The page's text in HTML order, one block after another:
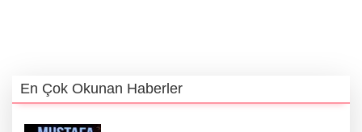
En Çok Okunan Haberler